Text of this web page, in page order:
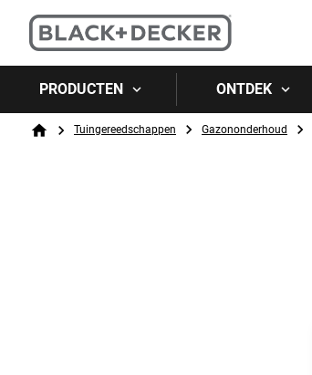
PRODUCTEN ONTDEK
Breadcrumb
HomeTuingereedschappen Gazononderhoud